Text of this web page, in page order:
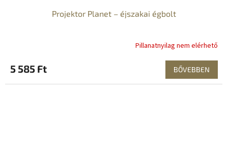
Projektor Planet – éjszakai égbolt
Pillanatnyilag nem elérhető
5 585 Ft BŐVEBBEN